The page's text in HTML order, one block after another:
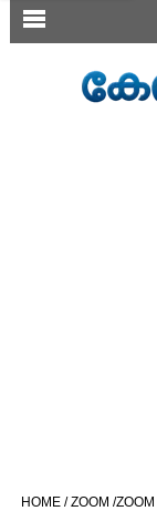
SECTIONS
HOME /ZOOM /ZOOM